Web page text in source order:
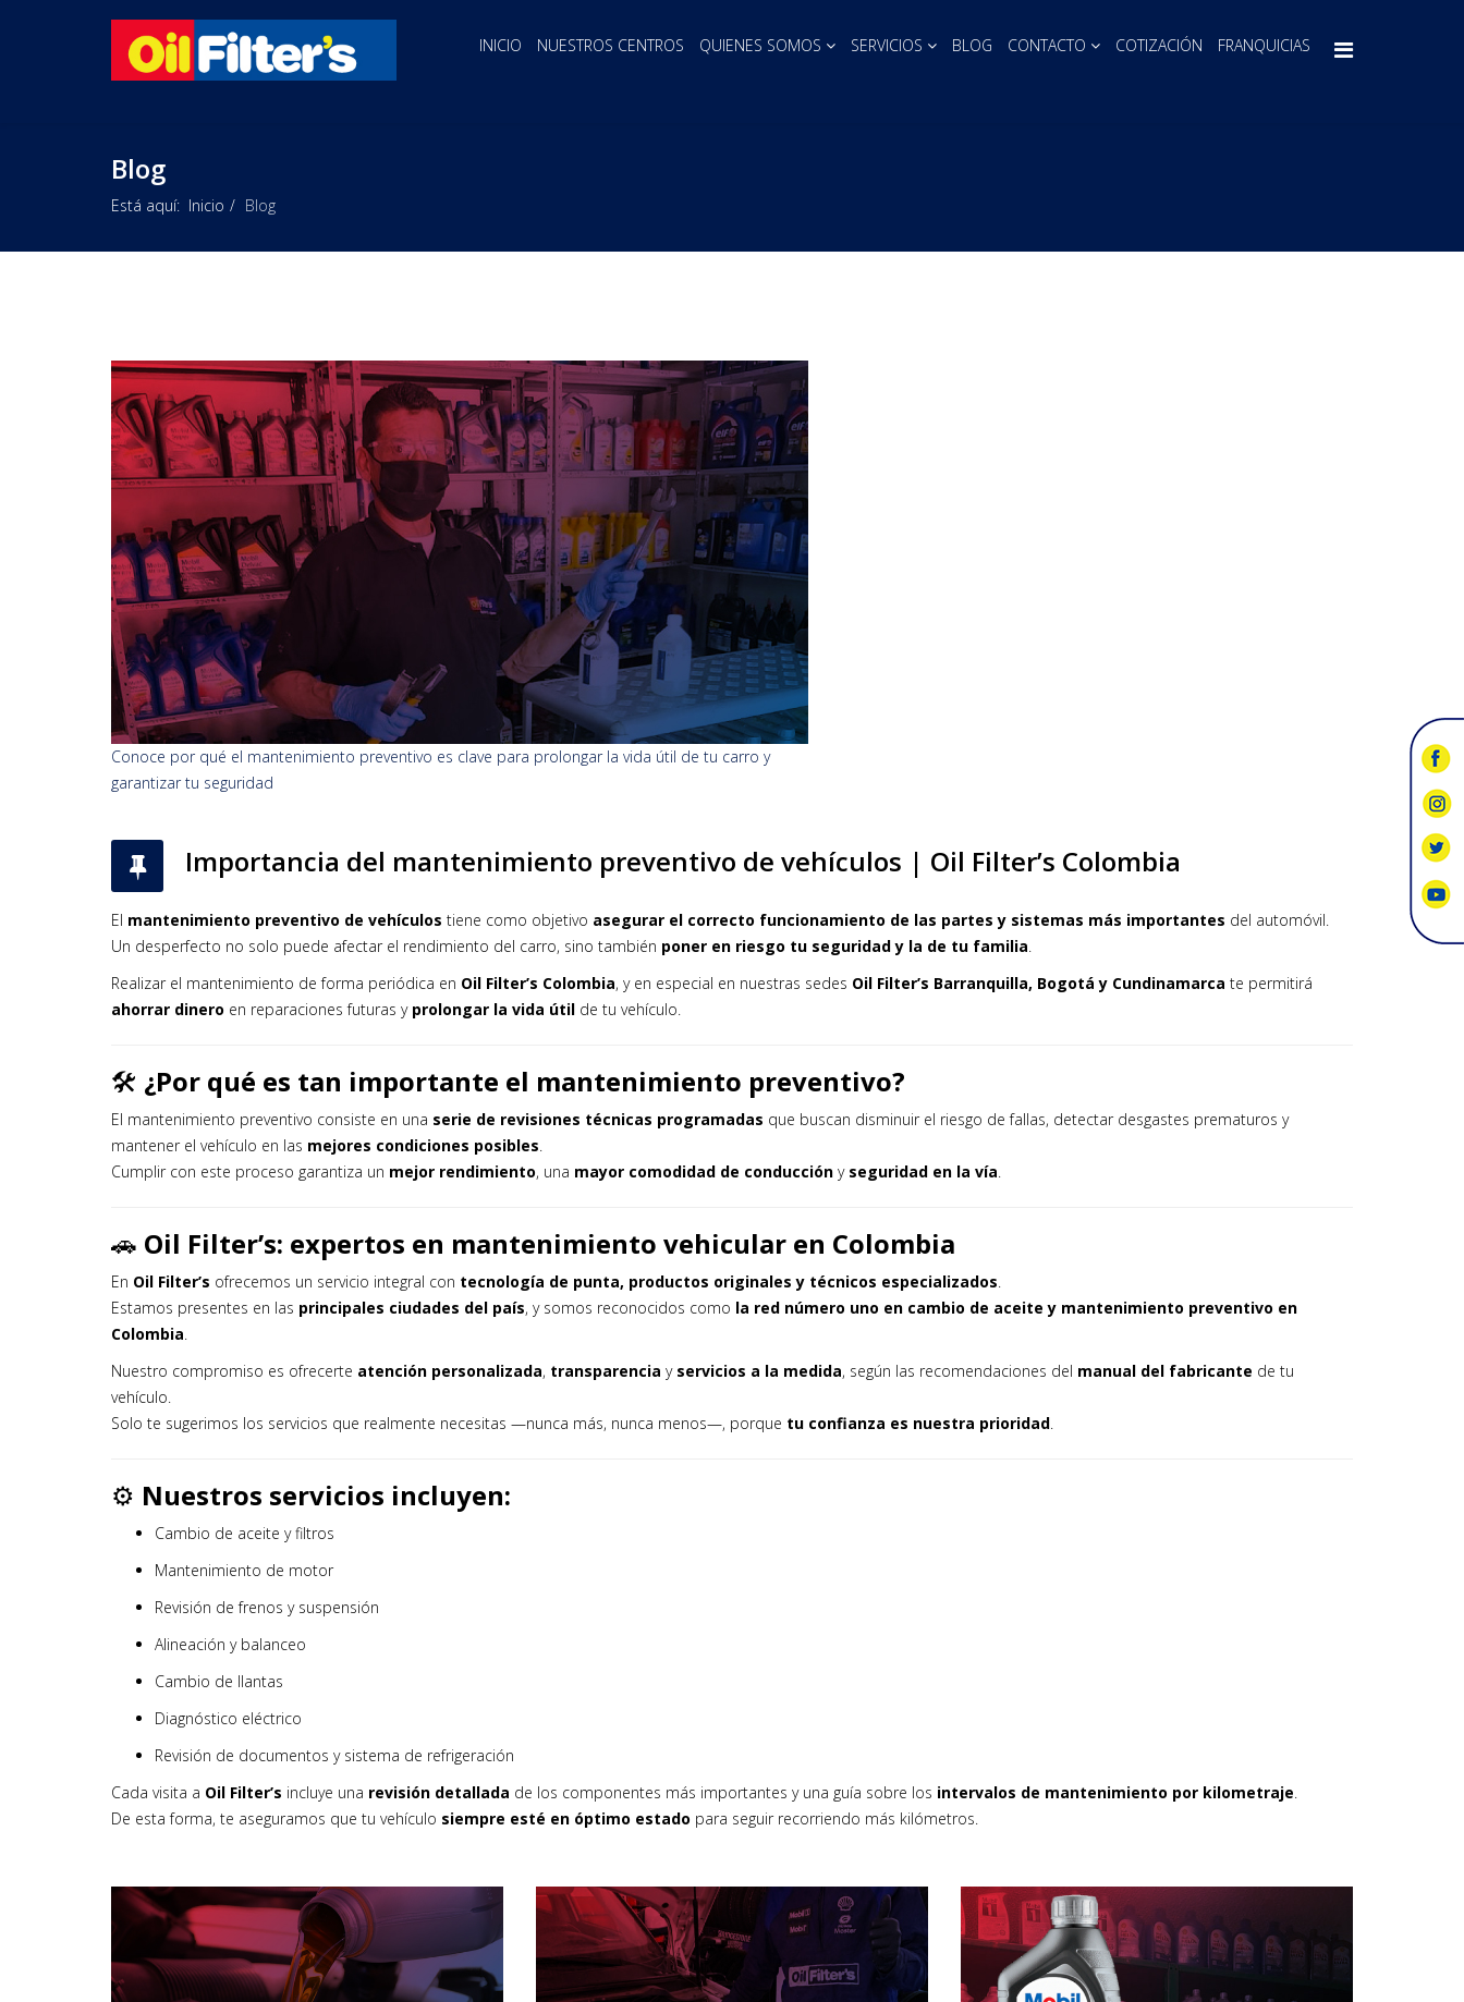
INICIO NUESTROS CENTROS QUIENES SOMOS SERVICIOS BLOG CONTACTO COTIZACIÓN FRANQUICIAS
Blog
Está aquí: Inicio Blog
Conoce por qué el mantenimiento preventivo es clave para prolongar la vida útil de tu carro y
garantizar tu seguridad
Importancia del mantenimiento preventivo de vehículos | Oil Filter’s Colombia
El mantenimiento preventivo de vehículos tiene como objetivo asegurar el correcto funcionamiento de las partes y sistemas más importantes del automóvil.
Un desperfecto no solo puede afectar el rendimiento del carro, sino también poner en riesgo tu seguridad y la de tu familia.
Realizar el mantenimiento de forma periódica en Oil Filter’s Colombia, y en especial en nuestras sedes Oil Filter’s Barranquilla, Bogotá y Cundinamarca te permitirá
ahorrar dinero en reparaciones futuras y prolongar la vida útil de tu vehículo.
🛠️ ¿Por qué es tan importante el mantenimiento preventivo?
El mantenimiento preventivo consiste en una serie de revisiones técnicas programadas que buscan disminuir el riesgo de fallas, detectar desgastes prematuros y
mantener el vehículo en las mejores condiciones posibles.
Cumplir con este proceso garantiza un mejor rendimiento, una mayor comodidad de conducción y seguridad en la vía.
🚗 Oil Filter’s: expertos en mantenimiento vehicular en Colombia
En Oil Filter’s ofrecemos un servicio integral con tecnología de punta, productos originales y técnicos especializados.
Estamos presentes en las principales ciudades del país, y somos reconocidos como la red número uno en cambio de aceite y mantenimiento preventivo en
Colombia.
Nuestro compromiso es ofrecerte atención personalizada, transparencia y servicios a la medida, según las recomendaciones del manual del fabricante de tu
vehículo.
Solo te sugerimos los servicios que realmente necesitas —nunca más, nunca menos—, porque tu confianza es nuestra prioridad.
⚙️ Nuestros servicios incluyen:
Cambio de aceite y filtros
Mantenimiento de motor
Revisión de frenos y suspensión
Alineación y balanceo
Cambio de llantas
Diagnóstico eléctrico
Revisión de documentos y sistema de refrigeración
Cada visita a Oil Filter’s incluye una revisión detallada de los componentes más importantes y una guía sobre los intervalos de mantenimiento por kilometraje.
De esta forma, te aseguramos que tu vehículo siempre esté en óptimo estado para seguir recorriendo más kilómetros.